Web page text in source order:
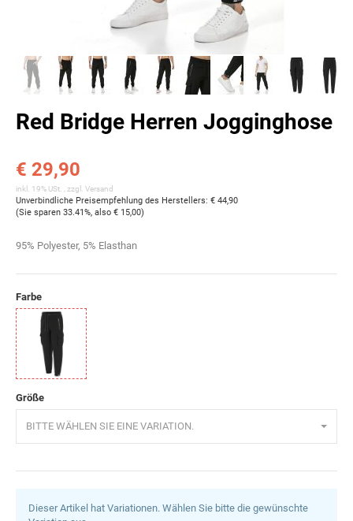
Red Bridge Herren Jogginghose
€ 29,90
inkl. 19% USt. , zzgl. Versand
Unverbindliche Preisempfehlung des Herstellers: € 44,90
(Sie sparen 33.41%, also € 15,00)
95% Polyester, 5% Elasthan
Farbe
Schwarz
Größe
BITTE WÄHLEN SIE EINE VARIATION.
Dieser Artikel hat Variationen. Wählen Sie bitte die gewünschte